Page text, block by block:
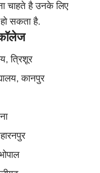
चाहते है उनके लिए
सकता है.
त्रिशूर
कानपुर